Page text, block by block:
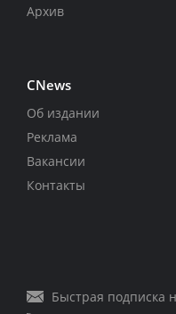
Архив
CNews
Об издании
Реклама
Вакансии
Контакты
Быстрая подписка